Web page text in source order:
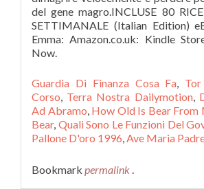
del gene magro.INCLUSE 80
SETTIMANALE (Italian Edition)
Emma: Amazon.co.uk: Kindle
Now.
Guardia Di Finanza Cosa Fa,
Corso, Terra Nostra Dailymotion,
Ad Abramo, How Old Is Bear From
Bear, Quali Sono Le Funzioni Del
Pallone D'oro 1996,Ave Maria
Bookmark permalink .